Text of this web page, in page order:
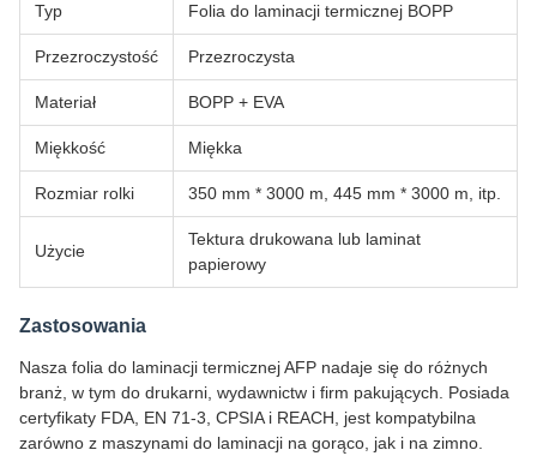
Typ Folia do laminacji termicznej BOPP
Przezroczystość Przezroczysta
Materiał BOPP + EVA
Miękkość Miękka
Rozmiar rolki 350 mm * 3000 m, 445 mm * 3000 m, itp.
Użycie
Tektura drukowana lub laminat
papierowy
Zastosowania
Nasza folia do laminacji termicznej AFP nadaje się do różnych
branż, w tym do drukarni, wydawnictw i firm pakujących. Posiada
certyfikaty FDA, EN 71-3, CPSIA i REACH, jest kompatybilna
zarówno z maszynami do laminacji na gorąco, jak i na zimno.